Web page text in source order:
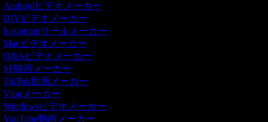
Androidビデオメーカー
DIYビデオメーカー
Instagramリールメーカー
Macビデオメーカー
Q&Aビデオメーカー
SF映画メーカー
TikTok動画メーカー
Vlogメーカー
Windowsビデオメーカー
YouTube動画メーカー